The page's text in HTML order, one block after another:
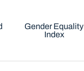
Gender Equality
Index